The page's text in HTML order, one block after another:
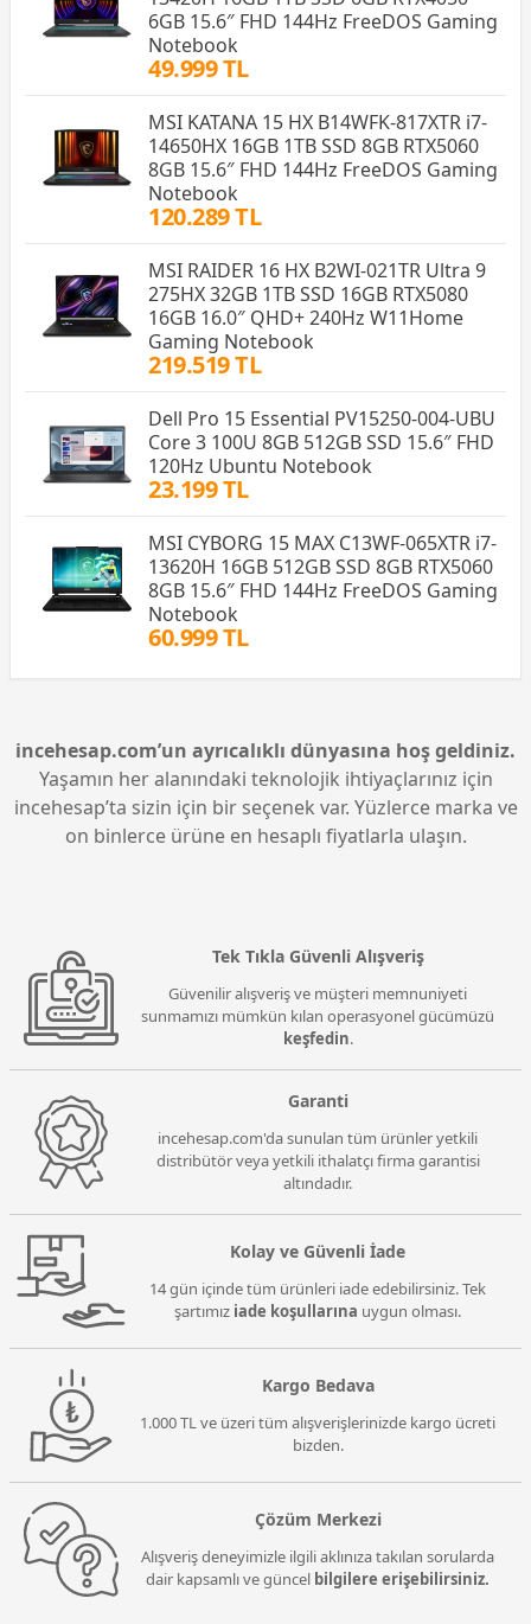
6GB 15.6″ FHD 144Hz FreeDOS Gaming
Notebook
49.999 TL
MSI KATANA 15 HX B14WFK-817XTR i7-
14650HX 16GB 1TB SSD 8GB RTX5060
8GB 15.6″ FHD 144Hz FreeDOS Gaming
Notebook
120.289 TL
MSI RAIDER 16 HX B2WI-021TR Ultra 9
275HX 32GB 1TB SSD 16GB RTX5080
16GB 16.0″ QHD+ 240Hz W11Home
Gaming Notebook
219.519 TL
Dell Pro 15 Essential PV15250-004-UBU
Core 3 100U 8GB 512GB SSD 15.6″ FHD
120Hz Ubuntu Notebook
23.199 TL
MSI CYBORG 15 MAX C13WF-065XTR i7-
13620H 16GB 512GB SSD 8GB RTX5060
8GB 15.6″ FHD 144Hz FreeDOS Gaming
Notebook
60.999 TL
incehesap.com’un ayrıcalıklı dünyasına hoş geldiniz.
Yaşamın her alanındaki teknolojik ihtiyaçlarınız için
incehesap’ta sizin için bir seçenek var. Yüzlerce marka ve
on binlerce ürüne en hesaplı fiyatlarla ulaşın.
Tek Tıkla Güvenli Alışveriş
Güvenilir alışveriş ve müşteri memnuniyeti
sunmamızı mümkün kılan operasyonel gücümüzü
keşfedin.
Garanti
incehesap.com'da sunulan tüm ürünler yetkili
distribütör veya yetkili ithalatçı firma garantisi
altındadır.
Kolay ve Güvenli İade
14 gün içinde tüm ürünleri iade edebilirsiniz. Tek
şartımız iade koşullarına uygun olması.
Kargo Bedava
1.000 TL ve üzeri tüm alışverişlerinizde kargo ücreti
bizden.
Çözüm Merkezi
Alışveriş deneyimizle ilgili aklınıza takılan sorularda
dair kapsamlı ve güncel bilgilere erişebilirsiniz.